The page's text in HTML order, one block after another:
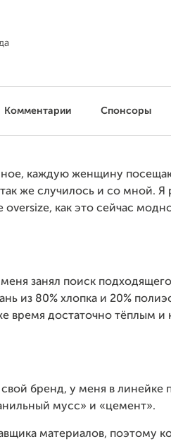
Комментарии Спонсоры
каждую женщину
же случилось и со мной.
как это сейчас
занял поиск
из 80% хлопка и 20%
время достаточно тёплым
свой бренд, у меня в
мусс» и «цемент».
материалов, поэтому